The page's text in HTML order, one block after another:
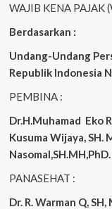
WAJIB KENA PAJAK
Berdasarkan :
Undang-Undang
Republik Indonesia
PEMBINA :
Dr.H.Muhamad Eko
Kusuma Wijaya, SH.
Nasomal,SH.MH,PhD.
PANASEHAT :
Dr. R. Warman Q,